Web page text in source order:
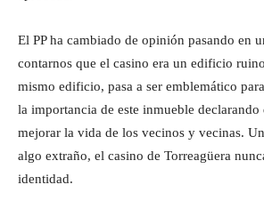
El PP ha cambiado de opinión pasando en
contarnos que el casino era un edificio
mismo edificio, pasa a ser emblemático
la importancia de este inmueble
mejorar la vida de los vecinos y vecinas.
algo extraño, el casino de Torreagüera
identidad.